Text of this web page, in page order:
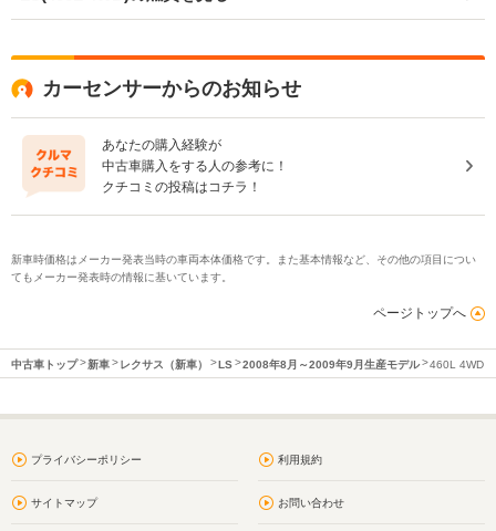
カーセンサーからのお知らせ
あなたの購入経験が
中古車購入をする人の参考に！
クチコミの投稿はコチラ！
新車時価格はメーカー発表当時の車両本体価格です。また基本情報など、その他の項目につい
てもメーカー発表時の情報に基いています。
ページトップへ
中古車トップ 新車 レクサス（新車） LS 2008年8月～2009年9月生産モデル 460L 4WD
プライバシーポリシー 利用規約
サイトマップ お問い合わせ